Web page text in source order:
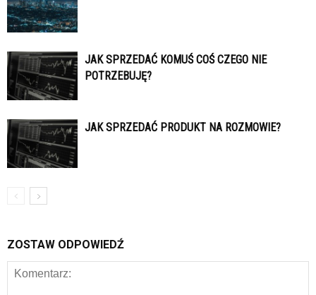
JAK SPRZEDAĆ KOMUŚ COŚ CZEGO NIE
POTRZEBUJĘ?
JAK SPRZEDAĆ PRODUKT NA ROZMOWIE?
ZOSTAW ODPOWIEDŹ